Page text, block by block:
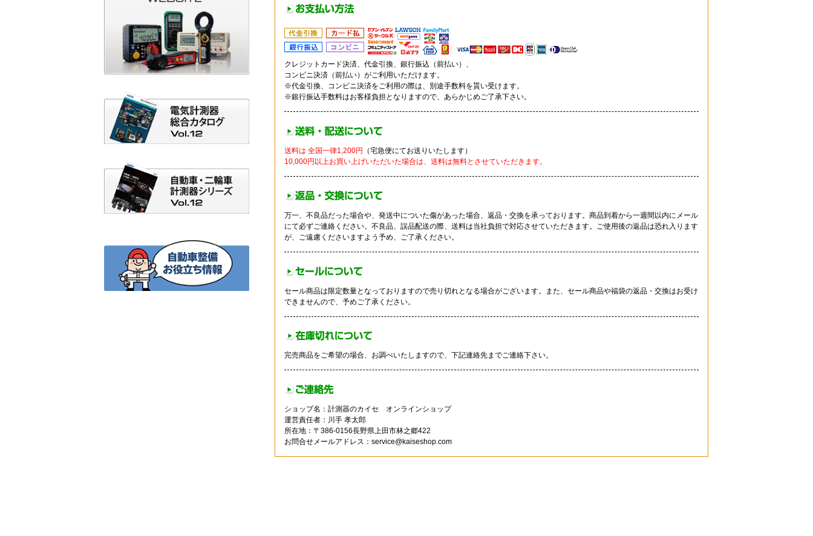
クレジットカード決済、代金引換、銀行振込（前払い）、
コンビニ決済（前払い）がご利用いただけます。
※代金引換、コンビニ決済をご利用の際は、別途手数料を貰い受けます。
※銀行振込手数料はお客様負担となりますので、あらかじめご了承下さい。
送料は 全国一律1,200円 （宅急便にてお送りいたします）
10,000円以上お買い上げいただいた場合は、送料は無料とさせていただきます。
万一、不良品だった場合や、発送中についた傷があった場合、返品・交換を承っております。商品到着から一週間以内にメール
にて必ずご連絡ください。不良品、誤品配送の際、送料は当社負担で対応させていただきます。ご使用後の返品は恐れ入ります
が、ご遠慮くださいますよう予め、ご了承ください。
セール商品は限定数量となっておりますので売り切れとなる場合がございます。また、セール商品や福袋の返品・交換はお受け
できませんので、予めご了承ください。
完売商品をご希望の場合、お調べいたしますので、下記連絡先までご連絡下さい。
ショップ名：計測器のカイセ オンラインショップ
運営責任者：川手 孝太郎
所在地：〒386-0156長野県上田市林之郷422
お問合せメールアドレス：service@kaiseshop.com